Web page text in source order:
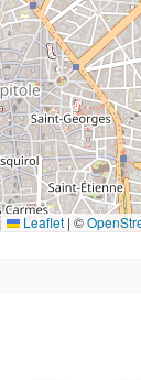
Leaflet | ©